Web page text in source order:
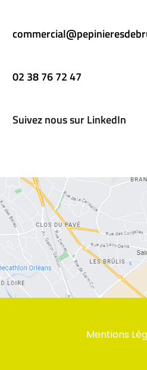
02 38 76 72 47
Suivez nous sur LinkedIn
Mentions